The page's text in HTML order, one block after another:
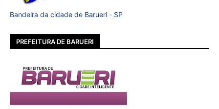
Bandeira da cidade de Barueri - SP
PREFEITURA DE BARUERI